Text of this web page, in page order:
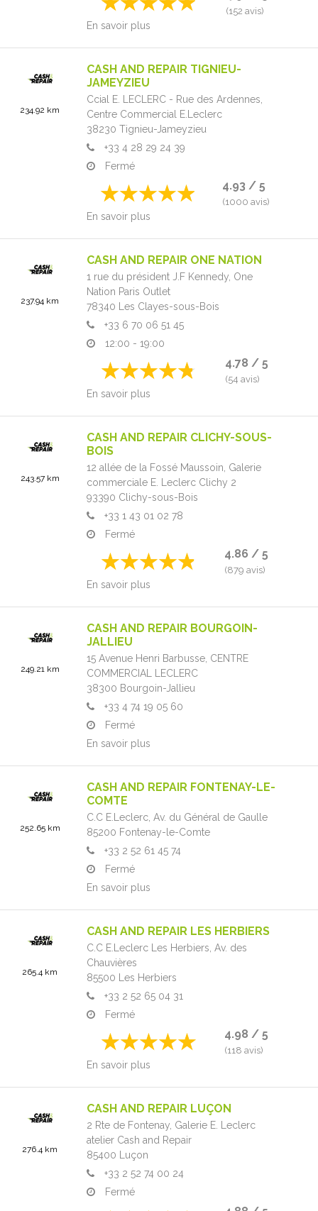
(152 avis)
En savoir plus
234.92 km
CASH AND REPAIR TIGNIEU-
JAMEYZIEU
Ccial E. LECLERC - Rue des Ardennes,
Centre Commercial E.Leclerc
38230 Tignieu-Jameyzieu
+33 4 28 29 24 39
Fermé
4.93 / 5
(1000 avis)
En savoir plus
237.94 km
CASH AND REPAIR ONE NATION
1 rue du président J.F Kennedy, One
Nation Paris Outlet
78340 Les Clayes-sous-Bois
+33 6 70 06 51 45
12:00 - 19:00
4.78 / 5
(54 avis)
En savoir plus
243.57 km
CASH AND REPAIR CLICHY-SOUS-
BOIS
12 allée de la Fossé Maussoin, Galerie
commerciale E. Leclerc Clichy 2
93390 Clichy-sous-Bois
+33 1 43 01 02 78
Fermé
4.86 / 5
(879 avis)
En savoir plus
249.21 km
CASH AND REPAIR BOURGOIN-
JALLIEU
15 Avenue Henri Barbusse, CENTRE
COMMERCIAL LECLERC
38300 Bourgoin-Jallieu
+33 4 74 19 05 60
Fermé
En savoir plus
252.65 km
CASH AND REPAIR FONTENAY-LE-
COMTE
C.C E.Leclerc, Av. du Général de Gaulle
85200 Fontenay-le-Comte
+33 2 52 61 45 74
Fermé
En savoir plus
265.4 km
CASH AND REPAIR LES HERBIERS
C.C E.Leclerc Les Herbiers, Av. des
Chauvières
85500 Les Herbiers
+33 2 52 65 04 31
Fermé
4.98 / 5
(118 avis)
En savoir plus
276.4 km
CASH AND REPAIR LUÇON
2 Rte de Fontenay, Galerie E. Leclerc
atelier Cash and Repair
85400 Luçon
+33 2 52 74 00 24
Fermé